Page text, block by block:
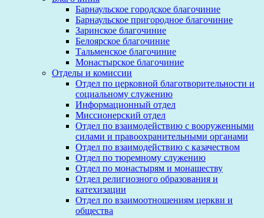
Барнаульское городское благочиние
Барнаульское пригородное благочиние
Заринское благочиние
Белоярское благочиние
Тальменское благочиние
Монастырское благочиние
Отделы и комиссии
Отдел по церковной благотворительности и
социальному служению
Информационный отдел
Миссионерский отдел
Отдел по взаимодействию с вооруженными
силами и правоохранительными органами
Отдел по взаимодействию с казачеством
Отдел по тюремному служению
Отдел по монастырям и монашеству
Отдел религиозного образования и
катехизации
Отдел по взаимоотношениям церкви и
общества